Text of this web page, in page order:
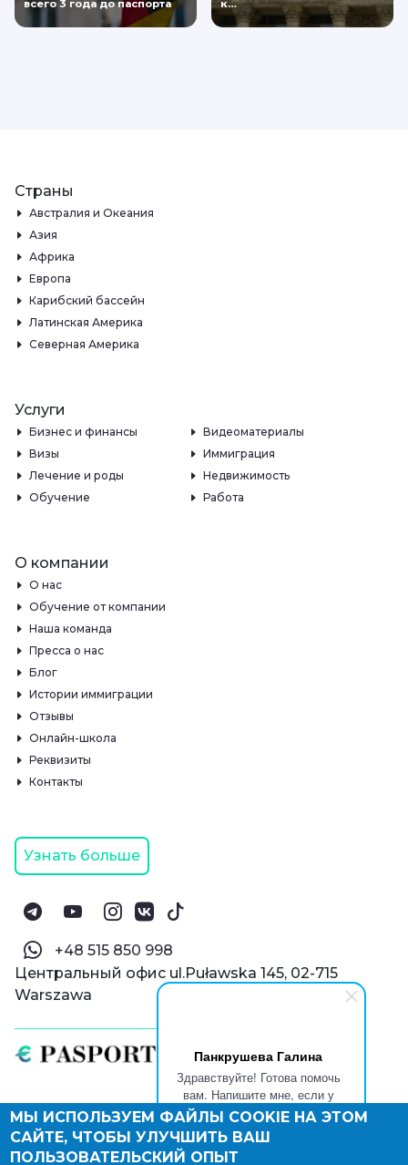
Панкрушева Галина
Здравствуйте! Готова помочь
вам. Напишите мне, если у
вас появятся вопросы.
всего 3 года до паспорта
к…
© Паспорт Онлайн 2019—2026
Политика конфиденциальности
Оферта и конфиденциальность:РФ
Страны
Австралия и Океания
Азия
Африка
Европа
Карибский бассейн
Латинская Америка
Северная Америка
Услуги
Бизнес и финансы
Видеоматериалы
Визы
Иммиграция
Лечение и роды
Недвижимость
Обучение
Работа
О компании
О нас
Обучение от компании
Наша команда
Пресса о нас
Блог
Истории иммиграции
Отзывы
Онлайн-школа
Реквизиты
Контакты
Узнать больше
‪+48 515 850 998‬
Центральный офис ul.Puławska 145, 02-715
Warszawa
МЫ ИСПОЛЬЗУЕМ ФАЙЛЫ COOKIE НА ЭТОМ
САЙТЕ, ЧТОБЫ УЛУЧШИТЬ ВАШ
ПОЛЬЗОВАТЕЛЬСКИЙ ОПЫТ